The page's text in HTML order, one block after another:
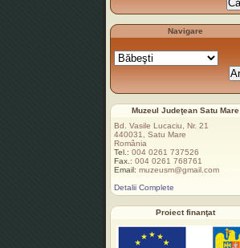
Navigare
Muzeul Judeţean Satu Mare
Bd. Vasile Lucaciu, Nr. 21
440031, Satu Mare
România
Tel.: 004 0261 737526
Fax.: 004 0261 768761
Email: muzeusm@gmail.com
Detalii Complete
Proiect finanţat